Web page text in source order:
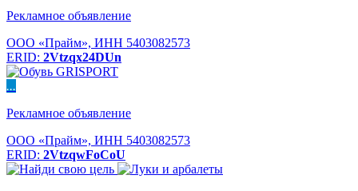
Рекламное объявление
ООО «Прайм», ИНН 5403082573
ERID: 2Vtzqx24DUn
...
Рекламное объявление
ООО «Прайм», ИНН 5403082573
ERID: 2VtzqwFoCoU